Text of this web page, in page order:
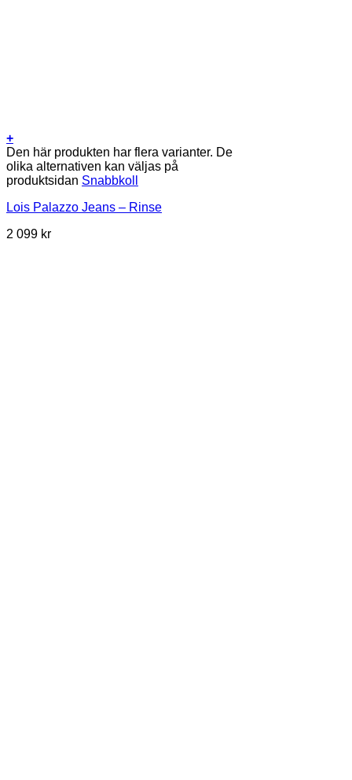
+
Den här produkten har flera varianter. De
olika alternativen kan väljas på
produktsidan Snabbkoll
Lois Palazzo Jeans – Rinse
2 099 kr